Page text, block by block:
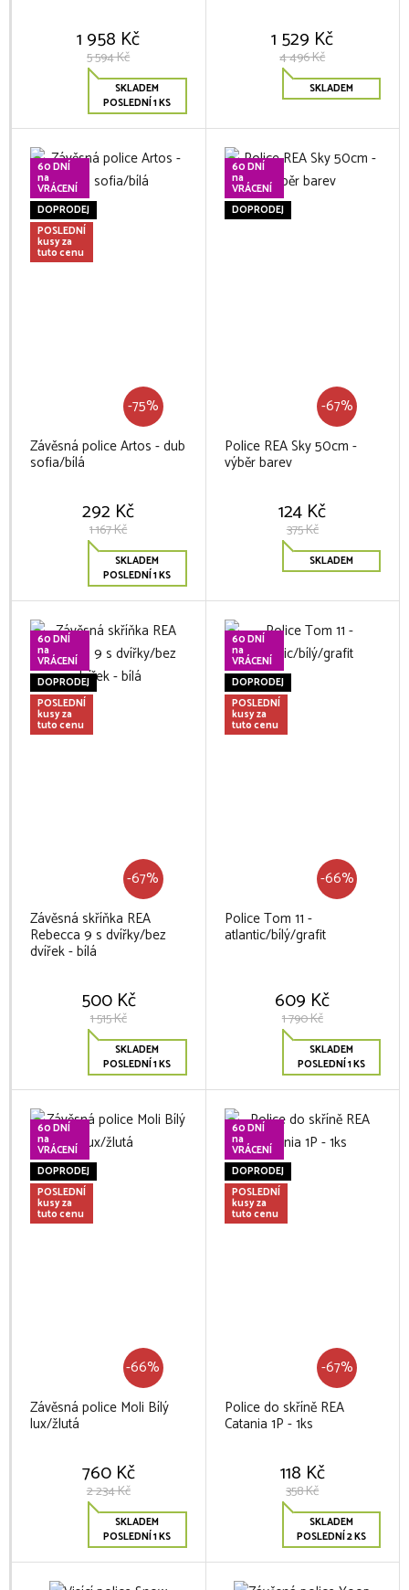
1 958 Kč
5 594 Kč
SKLADEM
POSLEDNÍ 1 KS
1 529 Kč
4 496 Kč
SKLADEM
60 DNÍ
na
VRÁCENÍ
DOPRODEJ
POSLEDNÍ
kusy za
tuto cenu
-75%
Závěsná police Artos - dub
sofia/bílá
292 Kč
1 167 Kč
SKLADEM
POSLEDNÍ 1 KS
60 DNÍ
na
VRÁCENÍ
DOPRODEJ
-67%
Police REA Sky 50cm -
výběr barev
124 Kč
375 Kč
SKLADEM
60 DNÍ
na
VRÁCENÍ
DOPRODEJ
POSLEDNÍ
kusy za
tuto cenu
-67%
Závěsná skříňka REA
Rebecca 9 s dvířky/bez
dvířek - bílá
500 Kč
1 515 Kč
SKLADEM
POSLEDNÍ 1 KS
60 DNÍ
na
VRÁCENÍ
DOPRODEJ
POSLEDNÍ
kusy za
tuto cenu
-66%
Police Tom 11 -
atlantic/bílý/grafit
609 Kč
1 790 Kč
SKLADEM
POSLEDNÍ 1 KS
60 DNÍ
na
VRÁCENÍ
DOPRODEJ
POSLEDNÍ
kusy za
tuto cenu
-66%
Závěsná police Moli Bílý
lux/žlutá
760 Kč
2 234 Kč
SKLADEM
POSLEDNÍ 1 KS
60 DNÍ
na
VRÁCENÍ
DOPRODEJ
POSLEDNÍ
kusy za
tuto cenu
-67%
Police do skříně REA
Catania 1P - 1ks
118 Kč
358 Kč
SKLADEM
POSLEDNÍ 2 KS